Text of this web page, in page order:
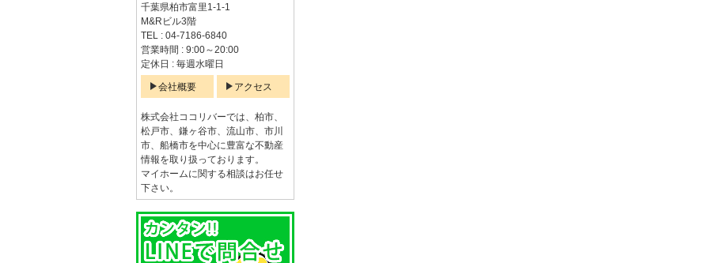
千葉県柏市富里1-1-1
M&Rビル3階
TEL : 04-7186-6840
営業時間 : 9:00～20:00
定休日 : 毎週水曜日
会社概要 アクセス
株式会社ココリバーでは、柏市、
松戸市、鎌ヶ谷市、流山市、市川
市、船橋市を中心に豊富な不動産
情報を取り扱っております。
マイホームに関する相談はお任せ
下さい。